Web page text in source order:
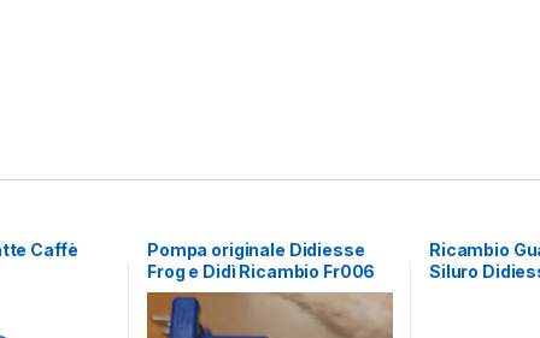
Caffè
Pompa originale Didiesse
Frog e Didì Ricambio Fr006
Ricambio
Siluro